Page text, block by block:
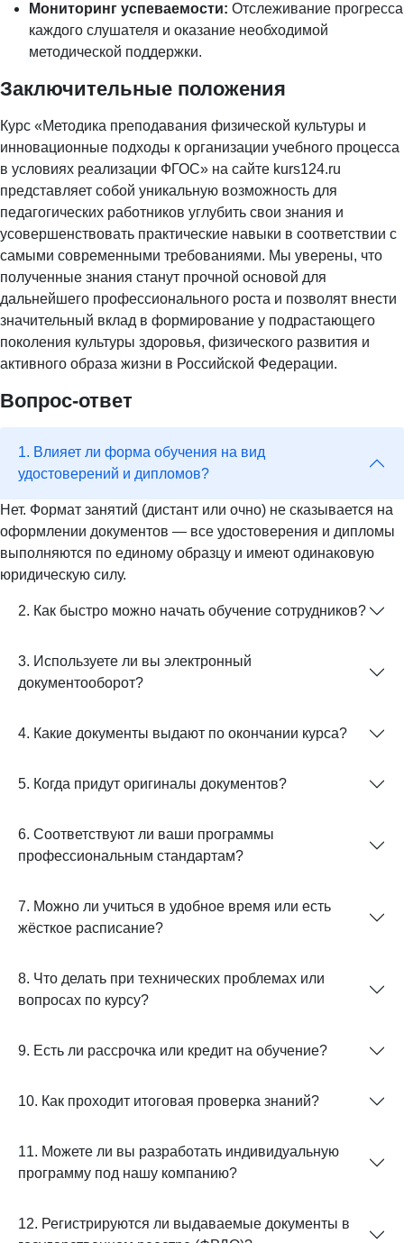
Мониторинг успеваемости: Отслеживание прогресса
каждого слушателя и оказание необходимой
методической поддержки.
Заключительные положения
Курс «Методика преподавания физической культуры и
инновационные подходы к организации учебного процесса
в условиях реализации ФГОС» на сайте kurs124.ru
представляет собой уникальную возможность для
педагогических работников углубить свои знания и
усовершенствовать практические навыки в соответствии с
самыми современными требованиями. Мы уверены, что
полученные знания станут прочной основой для
дальнейшего профессионального роста и позволят внести
значительный вклад в формирование у подрастающего
поколения культуры здоровья, физического развития и
активного образа жизни в Российской Федерации.
Вопрос-ответ
1. Влияет ли форма обучения на вид
удостоверений и дипломов?
Нет. Формат занятий (дистант или очно) не сказывается на
оформлении документов — все удостоверения и дипломы
выполняются по единому образцу и имеют одинаковую
юридическую силу.
2. Как быстро можно начать обучение сотрудников?
3. Используете ли вы электронный
документооборот?
4. Какие документы выдают по окончании курса?
5. Когда придут оригиналы документов?
6. Соответствуют ли ваши программы
профессиональным стандартам?
7. Можно ли учиться в удобное время или есть
жёсткое расписание?
8. Что делать при технических проблемах или
вопросах по курсу?
9. Есть ли рассрочка или кредит на обучение?
10. Как проходит итоговая проверка знаний?
11. Можете ли вы разработать индивидуальную
программу под нашу компанию?
12. Регистрируются ли выдаваемые документы в